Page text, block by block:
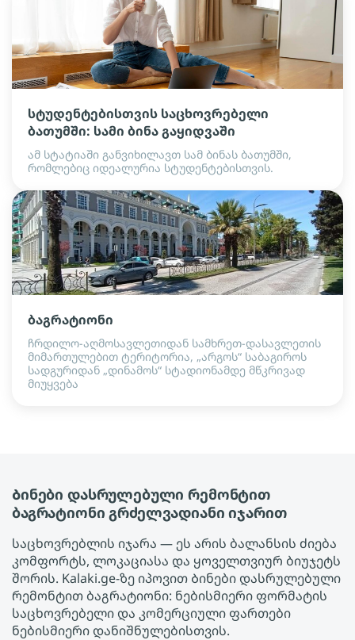
სტუდენტებისთვის საცხოვრებელი
ბათუმში: სამი ბინა გაყიდვაში
ამ სტატიაში განვიხილავთ სამ ბინას ბათუმში,
რომლებიც იდეალურია სტუდენტებისთვის.
ბაგრატიონი
ჩრდილო-აღმოსავლეთიდან სამხრეთ-დასავლეთის
მიმართულებით ტერიტორია, „არგოს“ საბაგიროს
სადგურიდან „დინამოს“ სტადიონამდე მწკრივად
მიუყვება
Ბინები დასრულებული რემონტით
ბაგრატიონი გრძელვადიანი იჯარით
საცხოვრებლის იჯარა — ეს არის ბალანსის ძიება
კომფორტს, ლოკაციასა და ყოველთვიურ ბიუჯეტს
შორის. Kalaki.ge-ზე იპოვით Ბინები დასრულებული
რემონტით ბაგრატიონი: ნებისმიერი ფორმატის
საცხოვრებელი და კომერციული ფართები
ნებისმიერი დანიშნულებისთვის.